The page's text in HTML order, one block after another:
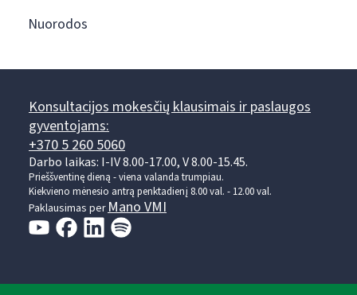
Nuorodos
Konsultacijos mokesčių klausimais ir paslaugos
gyventojams:
+370 5 260 5060
Darbo laikas: I-IV 8.00-17.00, V 8.00-15.45.
Prieššventinę dieną - viena valanda trumpiau.
Kiekvieno mėnesio antrą penktadienį 8.00 val. - 12.00 val.
Paklausimas perMano VMI